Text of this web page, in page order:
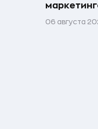
06 августа